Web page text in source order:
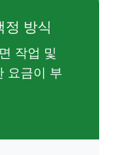
방식
작업 및
요금이 부